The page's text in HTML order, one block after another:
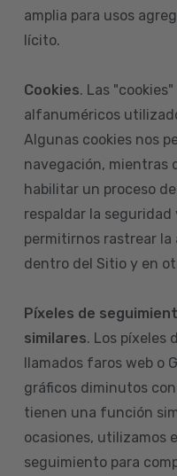
amplia para usos
lícito.
Cookies. Las
alfanuméricos
Algunas cookies nos
navegación, mientras
habilitar un proceso
respaldar la
permitirnos rastrear
dentro del Sitio y en
Píxeles de
similares. Los píxeles
llamados faros web o
gráficos diminutos
tienen una función
ocasiones, utilizamos
seguimiento para